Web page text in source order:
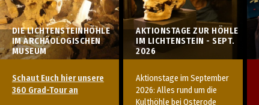
DIE LICHTENSTEINHÖHLE
IM ARCHÄOLOGISCHEN
MUSEUM
Schaut Euch hier unsere
360 Grad-Tour an
AKTIONSTAGE ZUR HÖHLE
IM LICHTENSTEIN - SEPT.
2026
Aktionstage im September
2026: Allesrund um die
Kulthöhle bei Osterode